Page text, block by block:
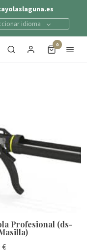
idioma
0
Profesional (ds-
€